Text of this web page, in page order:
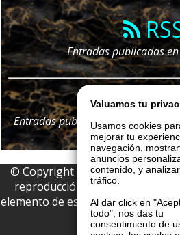
Entradas publicadas
Entradas publicadas en nuestro
nuestro
© Copyright 2026 La Boutique
reproducción parcial o total de
elemento de este website sin
de La Boutique
Valuamos tu
Usamos cookies
mejorar tu
navegación,
anuncios
contenido, y
tráfico.
Al dar click en
todo", nos das tu
consentimiento de